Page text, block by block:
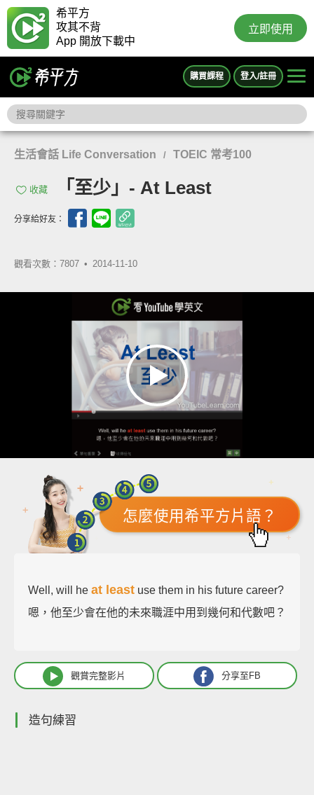
希平方
攻其不背
App 開放下載中
立即使用
購買課程 登入/註冊
生活會話 Life Conversation / TOEIC 常考100
收藏 「至少」- At Least
分享給好友：
觀看次數：7807 • 2014-11-10
怎麼使用希平方片語？
Well, will he at least use them in his future career?
嗯，他至少會在他的未來職涯中用到幾何和代數吧？
觀賞完整影片 分享至FB
造句練習